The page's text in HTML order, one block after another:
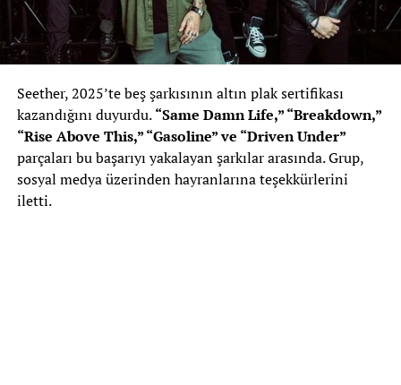
Seether, 2025’te beş şarkısının altın plak sertifikası
kazandığını duyurdu.“Same Damn Life,” “Breakdown,”
“Rise Above This,” “Gasoline” ve “Driven Under”
parçaları bu başarıyı yakalayan şarkılar arasında. Grup,
sosyal medya üzerinden hayranlarına teşekkürlerini
iletti.